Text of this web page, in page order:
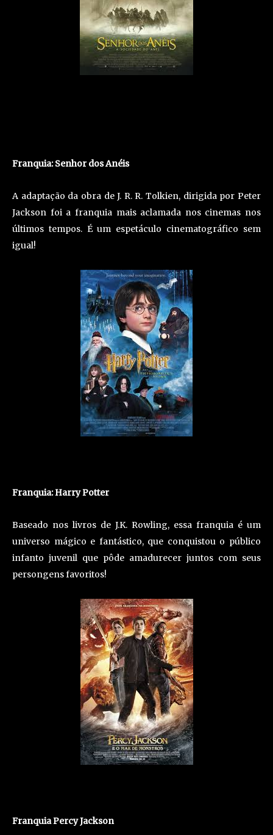
Franquia: Senhor dos Anéis
A adaptação da obra de J. R. R. Tolkien, dirigida por Peter
Jackson foi a franquia mais aclamada nos cinemas nos
últimos tempos. É um espetáculo cinematográfico sem
igual!
Franquia: Harry Potter
Baseado nos livros de J.K. Rowling, essa franquia é um
universo mágico e fantástico, que conquistou o público
infanto juvenil que pôde amadurecer juntos com seus
persongens favoritos!
Franquia Percy Jackson